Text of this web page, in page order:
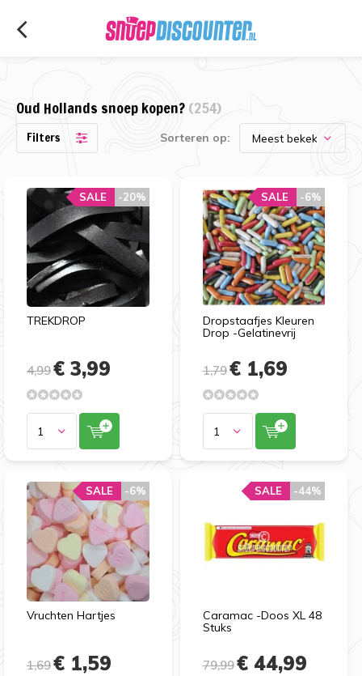
Oud Hollands snoep kopen?(254)
Filters Sorteren op:
TREKDROP
-20%
SALE
4,99€ 3,99
Dropstaafjes Kleuren
Drop -Gelatinevrij
-6%
SALE
1,79€ 1,69
Vruchten Hartjes
-6%
SALE
1,69€ 1,59
Caramac -Doos XL 48
Stuks
-44%
SALE
79,99€ 44,99